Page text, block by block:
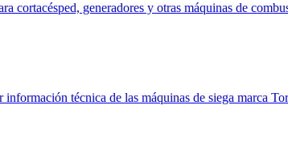
cortacésped, generadores y otras máquinas de
técnica de las máquinas de siega marca